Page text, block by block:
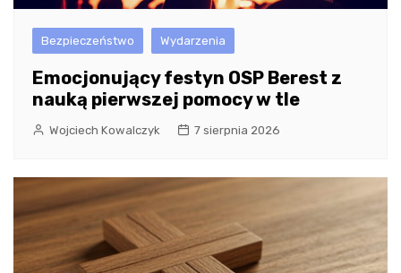
Bezpieczeństwo Wydarzenia
Emocjonujący festyn OSP Berest z
nauką pierwszej pomocy w tle
Wojciech Kowalczyk 7 sierpnia 2026